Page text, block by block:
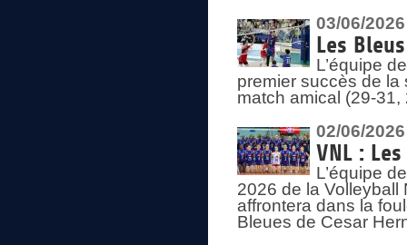
03/06/2026
Les
L’équipe
premier succès de la
match amical (29-
02/06/2026
VNL :
L’équipe
2026 de la
affrontera dans la
Bleues de Cesar